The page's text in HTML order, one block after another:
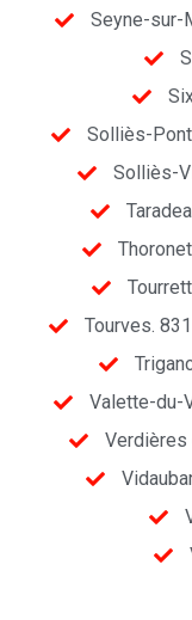
Seyne-sur-
Solliès-
Solliès-
Tourves.
Valette-du-
Verdières